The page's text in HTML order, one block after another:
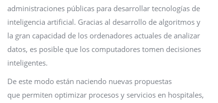
administraciones públicas para desarrollar tecnologías de
inteligencia artificial. Gracias al desarrollo de algoritmos y
la gran capacidad de los ordenadores actuales de analizar
datos, es posible que los computadores tomen decisiones
inteligentes.
De este modo están naciendo nuevas propuestas
que permiten optimizar procesos y servicios en hospitales,